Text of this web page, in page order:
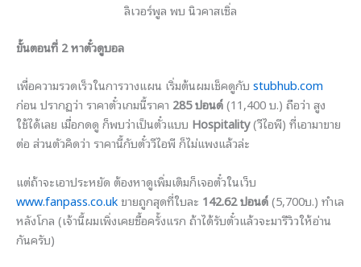
ลิเวอร์พูล พบ นิวคาสเซิ่ล
ขั้นตอนที่ 2 หาตั๋วดูบอล
เพื่อความรวดเร็วในการวางแผน เริ่มต้นผมเช็คดูกับ stubhub.com
ก่อน ปรากฏว่า ราคาตั๋วเกมนี้ราคา 285 ปอนด์(11,400 บ.) ถือว่า สูง
ใช้ได้เลย เมื่อกดดู ก็พบว่าเป็นตั๋วแบบ Hospitality(วีไอพี) ที่เอามาขาย
ต่อ ส่วนตัวคิดว่า ราคานี้กับตั๋ววีไอพี ก็ไม่แพงแล้วล่ะ
แต่ถ้าจะเอาประหยัด ต้องหาดูเพิ่มเติมก็เจอตั๋วในเว็บ
www.fanpass.co.ukขายถูกสุดที่ใบละ 142.62 ปอนด์(5,700บ.) ทำเล
หลังโกล (เจ้านี้ผมเพิ่งเคยซื้อครั้งแรก ถ้าได้รับตั๋วแล้วจะมารีวิวให้อ่าน
กันครับ)